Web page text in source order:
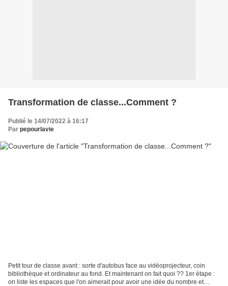
Transformation de classe...Comment ?
Publié le 14/07/2022 à 16:17
Par pepourlavie
Petit tour de classe avant : sorte d'autobus face au vidéoprojecteur, coin
bibliothèque et ordinateur au fond. Et maintenant on fait quoi ?? 1er étape :
on liste les espaces que l'on aimerait pour avoir une idée du nombre et